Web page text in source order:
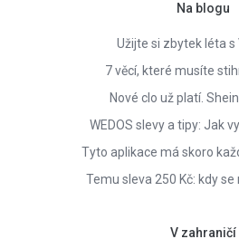
Na blogu
Užijte si zbytek léta s
7 věcí, které musíte
Nové clo už platí.
WEDOS slevy a tipy: Jak
Tyto aplikace má skoro
Temu sleva 250 Kč: kdy
V zahraničí